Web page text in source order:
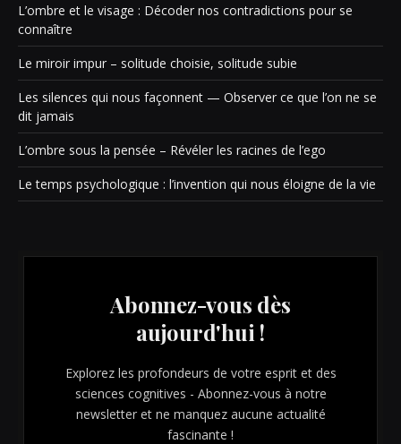
L’ombre et le visage : Décoder nos contradictions pour se
connaître
Le miroir impur – solitude choisie, solitude subie
Les silences qui nous façonnent — Observer ce que l’on ne se
dit jamais
L’ombre sous la pensée – Révéler les racines de l’ego
Le temps psychologique : l’invention qui nous éloigne de la vie
Abonnez-vous dès
aujourd'hui !
Explorez les profondeurs de votre esprit et des
sciences cognitives - Abonnez-vous à notre
newsletter et ne manquez aucune actualité
fascinante !